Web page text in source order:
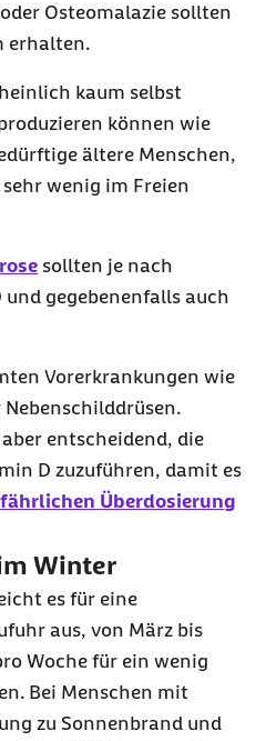
Osteomalazie sollten
erhalten.
kaum selbst
können wie
ältere Menschen,
wenig im Freien
sollten je nach
gegebenenfalls auch
Vorerkrankungen wie
entscheidend, die
D zuzuführen, damit es
Überdosierung
Winter
es für eine
aus, von März bis
Woche für ein wenig
Bei Menschen mit
zu Sonnenbrand und